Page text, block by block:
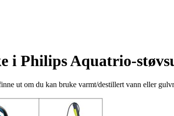
i Philips Aquatrio-
ut om du kan bruke varmt/destillert vann eller